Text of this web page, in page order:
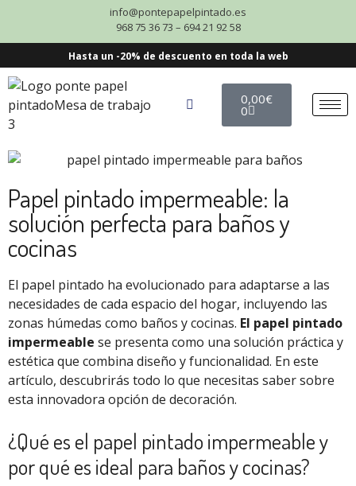
info@pontepapelpintado.es
968 75 36 73 – 694 21 92 58
Hasta un -20% de descuento en toda la web
0,00€
0
Papel pintado impermeable: la
solución perfecta para baños y
cocinas
El papel pintado ha evolucionado para adaptarse a las
necesidades de cada espacio del hogar, incluyendo las
zonas húmedas como baños y cocinas. El papel pintado
impermeable se presenta como una solución práctica y
estética que combina diseño y funcionalidad. En este
artículo, descubrirás todo lo que necesitas saber sobre
esta innovadora opción de decoración.
¿Qué es el papel pintado impermeable y
por qué es ideal para baños y cocinas?